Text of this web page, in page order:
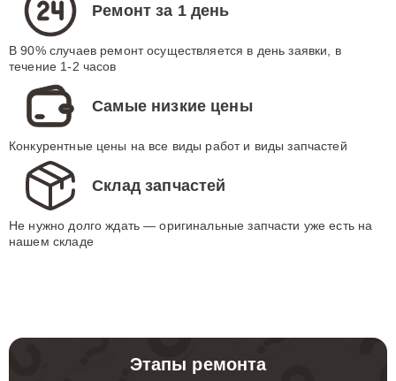
Ремонт за 1 день
В 90% случаев ремонт осуществляется в день заявки, в
течение 1-2 часов
Самые низкие цены
Конкурентные цены на все виды работ и виды запчастей
Склад запчастей
Не нужно долго ждать — оригинальные запчасти уже есть на
нашем складе
Этапы ремонта